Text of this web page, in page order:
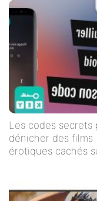
Les codes secrets
dénicher des films
érotiques cachés